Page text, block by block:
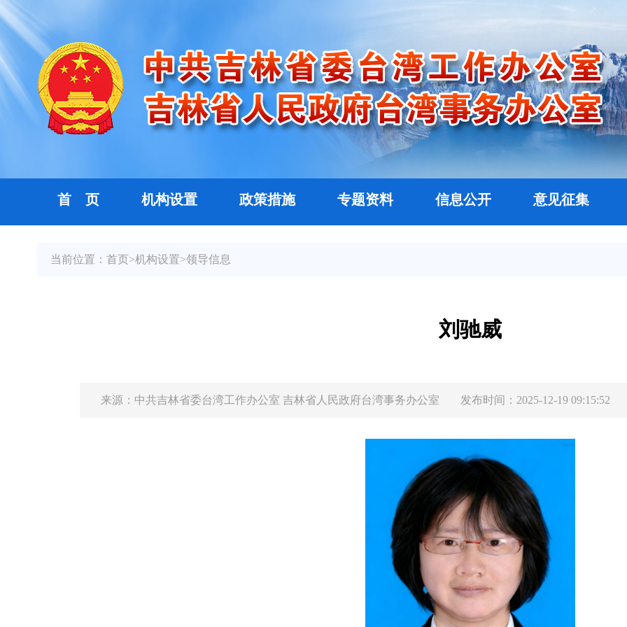
首 页 机构设置 政策措施 专题资料 信息公开 意见征集
当前位置： 首页>机构设置>领导信息
刘驰威
来源： 中共吉林省委台湾工作办公室 吉林省人民政府台湾事务办公室 发布时间：2025-12-19 09:15:52